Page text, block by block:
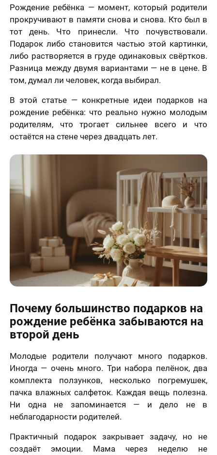
Рождение ребёнка — момент, который родители
прокручивают в памяти снова и снова. Кто был в
тот день. Что принесли. Что почувствовали.
Подарок либо становится частью этой картинки,
либо растворяется в груде одинаковых свёртков.
Разница между двумя вариантами — не в цене. В
том, думал ли человек, когда выбирал.
В этой статье — конкретные идеи подарков на
рождение ребёнка: что реально нужно молодым
родителям, что трогает сильнее всего и что
остаётся на стене через двадцать лет.
Почему большинство подарков на
рождение ребёнка забываются на
второй день
Молодые родители получают много подарков.
Иногда — очень много. Три набора пелёнок, два
комплекта ползунков, несколько погремушек,
пачка влажных салфеток. Каждая вещь полезна.
Ни одна не запоминается — и дело не в
неблагодарности родителей.
Практичный подарок закрывает задачу, но не
создаёт эмоции. Мама через неделю не